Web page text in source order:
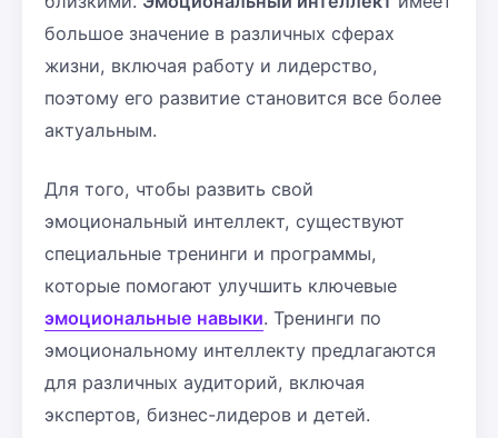
большое значение в различных сферах
жизни, включая работу и лидерство,
поэтому его развитие становится все более
актуальным.
Для того, чтобы развить свой
эмоциональный интеллект, существуют
специальные тренинги и программы,
которые помогают улучшить ключевые
эмоциональные навыки. Тренинги по
эмоциональному интеллекту предлагаются
для различных аудиторий, включая
экспертов, бизнес-лидеров и детей.